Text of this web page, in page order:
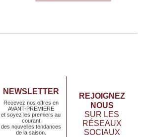
NEWSLETTER
Recevez nos offres en
AVANT-PREMIERE
et soyez les premiers au
courant
des nouvelles tendances
de la saison.
REJOIGNEZ
NOUS
SUR LES
RÉSEAUX
SOCIAUX